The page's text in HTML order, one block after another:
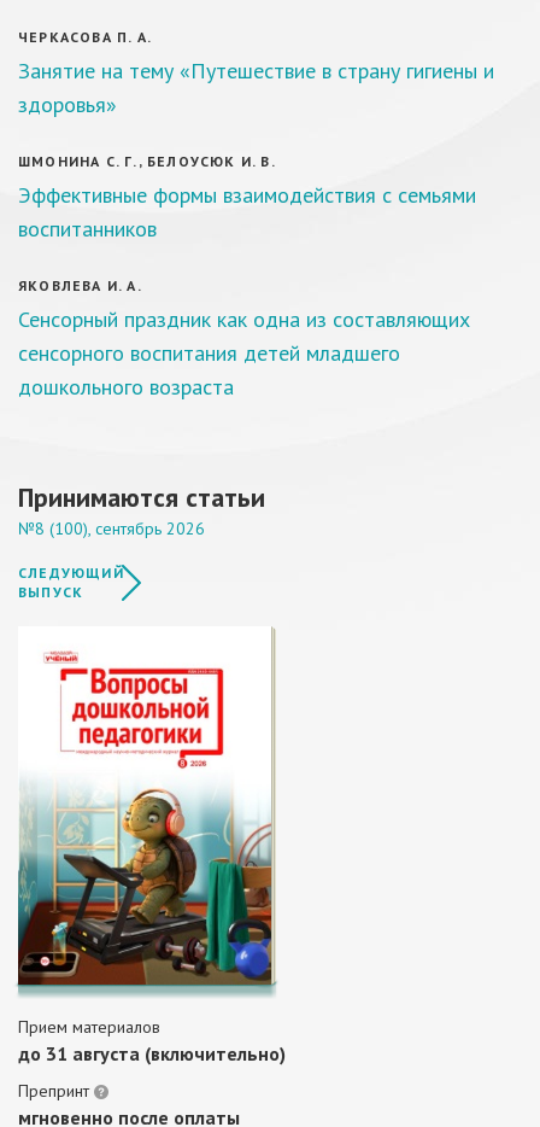
ЧЕРКАСОВА П. А.
Занятие на тему «Путешествие в страну гигиены и
здоровья»
ШМОНИНА С. Г., БЕЛОУСЮК И. В.
Эффективные формы взаимодействия с семьями
воспитанников
ЯКОВЛЕВА И. А.
Сенсорный праздник как одна из составляющих
сенсорного воспитания детей младшего
дошкольного возраста
Принимаются статьи
№8 (100), сентябрь 2026
СЛЕДУЮЩИЙ
ВЫПУСК
Прием материалов
до 31 августа (включительно)
Препринт
мгновенно после оплаты